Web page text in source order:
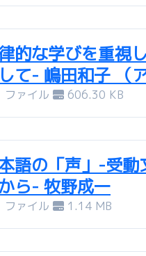
的な学びを重視
て- 嶋田和子 （
ファイル 606.30 KB
語の「声」-受
ら- 牧野成一
ファイル 1.14 MB